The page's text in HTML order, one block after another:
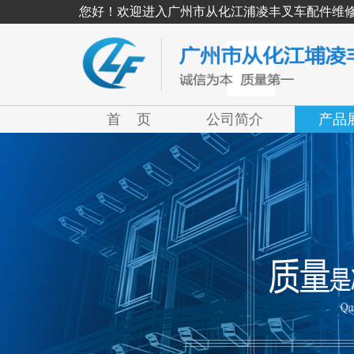
您好！欢迎进入广州市从化江浦凌丰叉车配件维
首 页 公司简介 产品